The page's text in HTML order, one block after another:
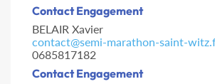
Contact Engagement
BELAIR Xavier
contact@semi-marathon-saint-
0685817182
Contact Engagement